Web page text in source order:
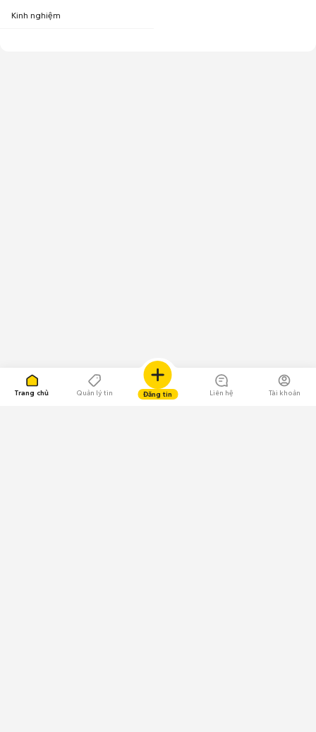
Trang chủ Quản lý tin Đăng tin Liên hệ Tài khoản
Kinh nghiệm